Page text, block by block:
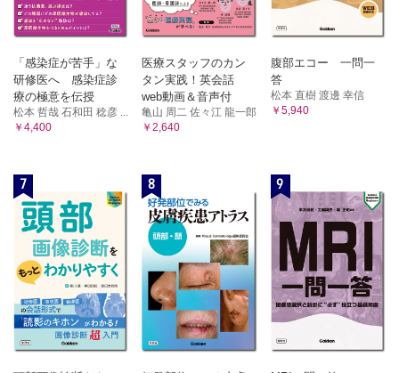
「感染症が苦手」な
研修医へ 感染症診
療の極意を伝授
松本 哲哉 石和田 稔彦 ...
￥4,400
医療スタッフのカン
タン実践！英会話
web動画＆音声付
亀山 周二 佐々江 龍一郎
￥2,640
腹部エコー 一問一
答
松本 直樹 渡邊 幸信
￥5,940
7 8 9